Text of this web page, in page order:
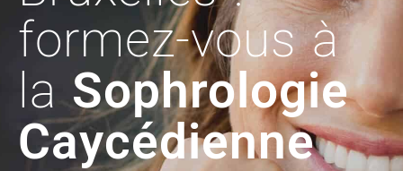
formez-vous à
la Sophrologie
Caycédienne